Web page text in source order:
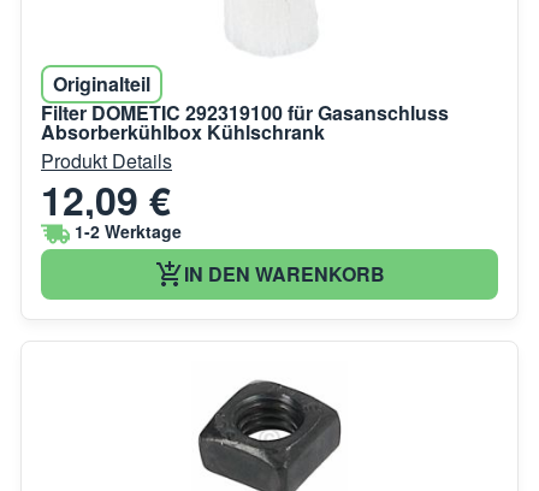
Originalteil
Filter DOMETIC 292319100 für Gasanschluss
Absorberkühlbox Kühlschrank
Produkt Details
12,09 €
1-2 Werktage
IN DEN WARENKORB